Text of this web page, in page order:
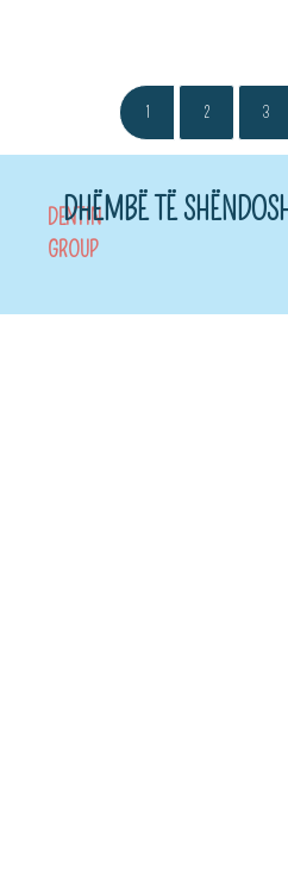
1 2 3
DENTIN
GROUP
DHËMBË TË